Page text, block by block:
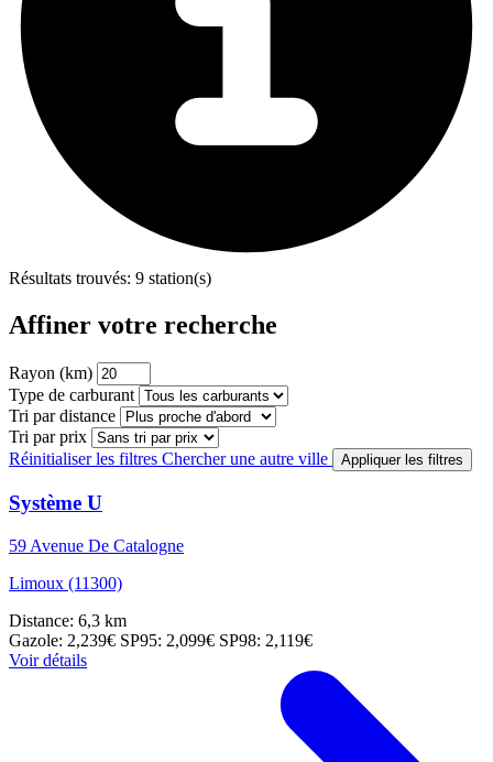
Résultats trouvés: 9 station(s)
Affiner votre recherche
Rayon (km)
Type de carburant
Tri par distance
Tri par prix
Réinitialiser les filtres Chercher une autre ville Appliquer les filtres
Système U
59 Avenue De Catalogne
Limoux (11300)
Distance: 6,3 km
Gazole: 2,239€ SP95: 2,099€ SP98: 2,119€
Voir détails